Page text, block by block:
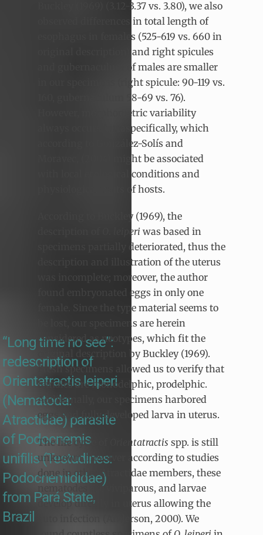
“Long time no see”:
redescription of
Orientatractis leiperi
(Nematoda:
Atractidae) parasite
of Podocnemis
unifilis (Testudines:
Podocnemididae)
from Pará State,
Brazil
Buckley (1969) (3.12-3.37 vs. 3.80), we also
observed differences in total length of
esophagus in females (525-619 vs. 660 in
original description) and right spicules
and gubernaculum of males are smaller
in our specimens (right spicule: 90-119 vs.
160, gubernaculum 58-69 vs. 76).
However, morphometric variability
always occurs intraspecifically, which
according to González-Solís and
Moravec, (2004) might be associated
with local ecological conditions and
physiological traits of hosts.
According to Buckley (1969), the
leiperi was based in
specimens partially deteriorated, thus the
description and illustration of the uterus
was incomplete; moreover, the author
found embryonated eggs in only one
female. Since the type material seems to
be lost, our specimens are herein
considered as neotypes, which fit the
original description by Buckley (1969).
Fresh specimens allowed us to verify that
females are monodelphic, prodelphic.
Additionally, our specimens harbored
eggs and fully developed larva in uterus.
The life cycle of Orientatractis spp. is still
unknown, however according to studies
done in other Atractidae members, these
nematodes are viviparous, and larvae
develop directly in uterus allowing the
auto infection (Anderson, 2000). We